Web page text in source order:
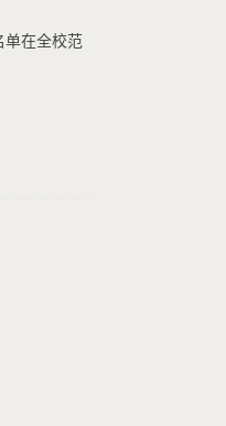
单在全校范